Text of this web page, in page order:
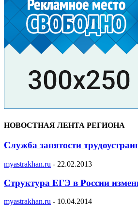
НОВОСТНАЯ ЛЕНТА РЕГИОНА
Служба занятости
myastrakhan.ru - 22.02.2013
Структура ЕГЭ в России
myastrakhan.ru - 10.04.2014